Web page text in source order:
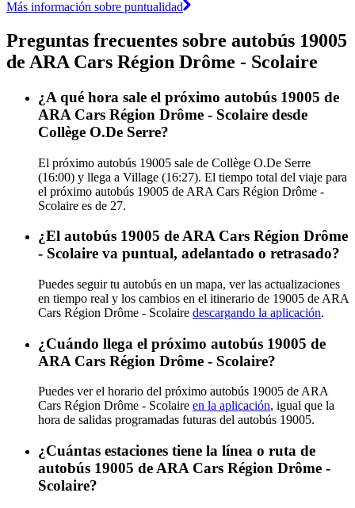
Más información sobre puntualidad
Preguntas frecuentes sobre autobús 19005
de ARA Cars Région Drôme - Scolaire
¿A qué hora sale el próximo autobús 19005 de
ARA Cars Région Drôme - Scolaire desde
Collège O.De Serre?
El próximo autobús 19005 sale de Collège O.De Serre
(16:00) y llega a Village (16:27). El tiempo total del viaje para
el próximo autobús 19005 de ARA Cars Région Drôme -
Scolaire es de 27.
¿El autobús 19005 de ARA Cars Région Drôme
- Scolaire va puntual, adelantado o retrasado?
Puedes seguir tu autobús en un mapa, ver las actualizaciones
en tiempo real y los cambios en el itinerario de 19005 de ARA
Cars Région Drôme - Scolaire descargando la aplicación.
¿Cuándo llega el próximo autobús 19005 de
ARA Cars Région Drôme - Scolaire?
Puedes ver el horario del próximo autobús 19005 de ARA
Cars Région Drôme - Scolaire en la aplicación, igual que la
hora de salidas programadas futuras del autobús 19005.
¿Cuántas estaciones tiene la línea o ruta de
autobús 19005 de ARA Cars Région Drôme -
Scolaire?